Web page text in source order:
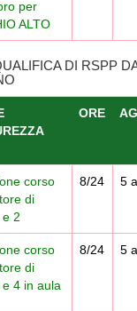
per
ALTO
DI RSPP
ORE
corso
di
2
8/24 5
corso
di
4 in aula
8/24 5